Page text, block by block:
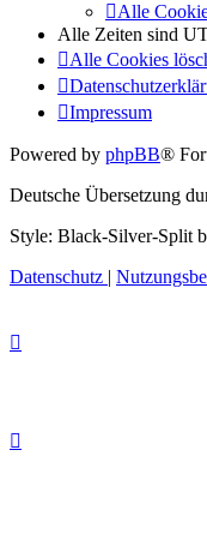
Alle
Alle Zeiten sind
Alle Cookies
Impressum
Powered by phpBB®
Deutsche Übersetzung
Style: Black-Silver-Split
Datenschutz |